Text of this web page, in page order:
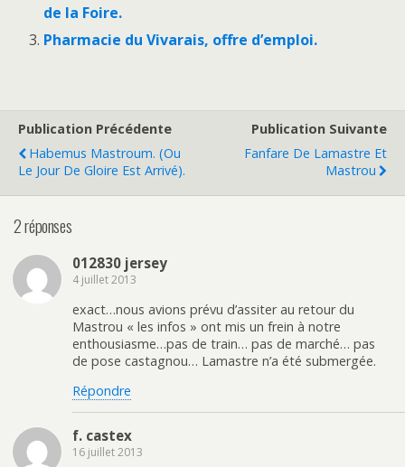
de la Foire.
Pharmacie du Vivarais, offre d’emploi.
Publication Précédente
Habemus Mastroum. (Ou
Le Jour De Gloire Est Arrivé).
Publication Suivante
Fanfare De Lamastre Et
Mastrou
2 réponses
012830 jersey
4 juillet 2013
exact…nous avions prévu d’assiter au retour du
Mastrou « les infos » ont mis un frein à notre
enthousiasme…pas de train… pas de marché… pas
de pose castagnou… Lamastre n’a été submergée.
Répondre
f. castex
16 juillet 2013